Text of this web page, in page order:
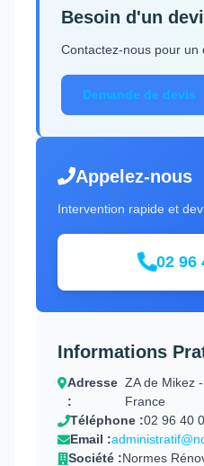
Besoin d'un
Contactez-nous pour un
Demande de devis
Appelez-nous
Intervention rapide et
02 96
Informations
Adresse
:
ZA de Mikez
France
Téléphone :02 96 40
Email :
Société :Normes